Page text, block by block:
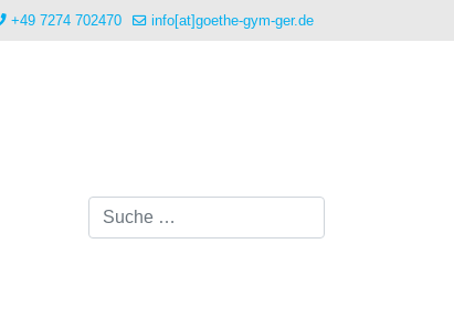
+49 7274 702470 info[at]goethe-gym-ger.de
Suchen